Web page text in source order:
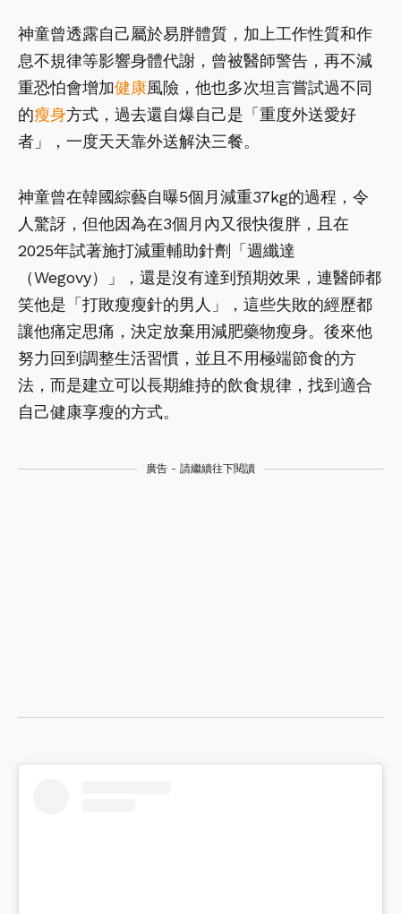
神童曾透露自己屬於易胖體質，加上工作性質和作
息不規律等影響身體代謝，曾被醫師警告，再不減
重恐怕會增加健康風險，他也多次坦言嘗試過不同
的瘦身方式，過去還自爆自己是「重度外送愛好
者」，一度天天靠外送解決三餐。
神童曾在韓國綜藝自曝5個月減重37kg的過程，令
人驚訝，但他因為在3個月內又很快復胖，且在
2025年試著施打減重輔助針劑「週纖達
（Wegovy）」，還是沒有達到預期效果，連醫師都
笑他是「打敗瘦瘦針的男人」，這些失敗的經歷都
讓他痛定思痛，決定放棄用減肥藥物瘦身。後來他
努力回到調整生活習慣，並且不用極端節食的方
法，而是建立可以長期維持的飲食規律，找到適合
自己健康享瘦的方式。
廣告 - 請繼續往下閱讀